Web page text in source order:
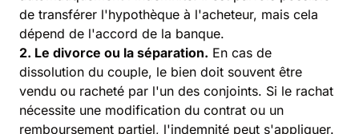
de transférer l'hypothèque à l'acheteur, mais cela
dépend de l'accord de la banque.
2. Le divorce ou la séparation. En cas de
dissolution du couple, le bien doit souvent être
vendu ou racheté par l'un des conjoints. Si le rachat
nécessite une modification du contrat ou un
remboursement partiel, l'indemnité peut s'appliquer.